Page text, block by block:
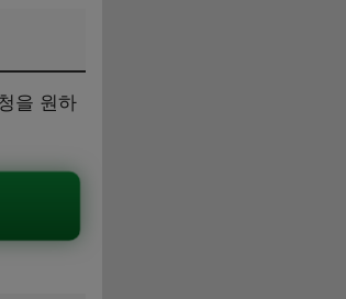
을 원하